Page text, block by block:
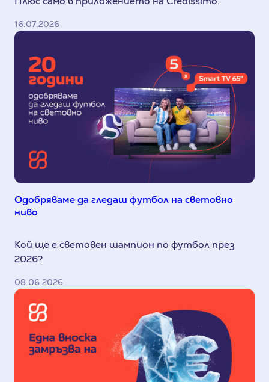
16.07.2026
Одобряваме да гледаш футбол на световно
ниво
Кой ще е световен шампион по футбол през
2026?
08.06.2026